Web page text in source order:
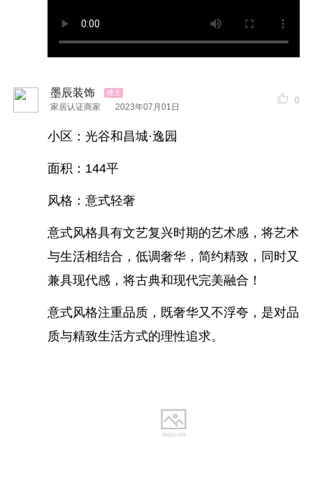
墨辰产品展示
墨辰装饰
家居认证商家 2023年07月01日
0
小区：光谷和昌城·逸园
面积：144平
风格：意式轻奢
意式风格具有文艺复兴时期的艺术感，将艺术
与生活相结合，低调奢华，简约精致，同时又
兼具现代感，将古典和现代完美融合！
意式风格注重品质，既奢华又不浮夸，是对品
质与精致生活方式的理性追求。